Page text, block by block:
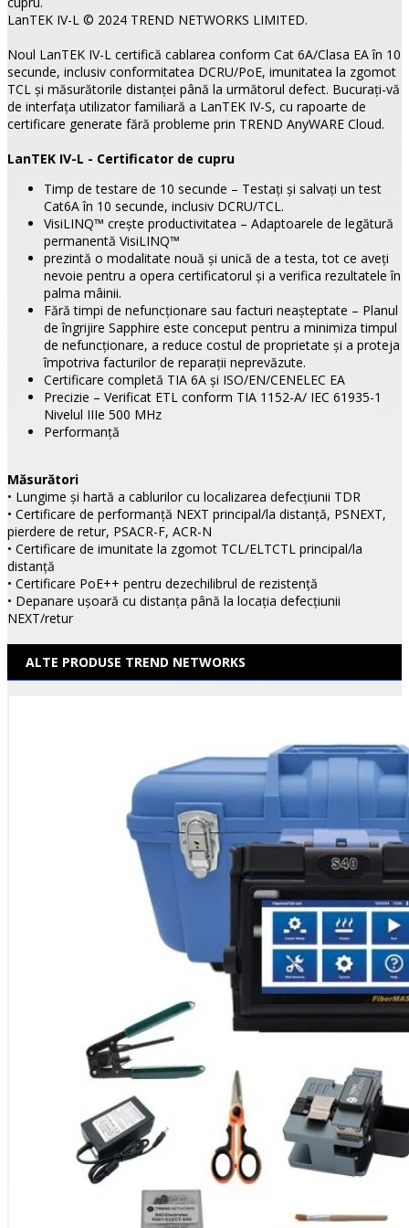
LanTEK IV-L © 2024 TREND NETWORKS LIMITED.
Noul LanTEK IV-L certifică cablarea conform Cat 6A/Clasa EA în 10
secunde, inclusiv conformitatea DCRU/PoE, imunitatea la zgomot
TCL și măsurătorile distanței până la următorul defect. Bucurați-vă
de interfața utilizator familiară a LanTEK IV-S, cu rapoarte de
certificare generate fără probleme prin TREND AnyWARE Cloud.
LanTEK IV-L - Certificator de cupru
Timp de testare de 10 secunde – Testați și salvați un test
Cat6A în 10 secunde, inclusiv DCRU/TCL.
VisiLINQ™ crește productivitatea – Adaptoarele de legătură
permanentă VisiLINQ™
prezintă o modalitate nouă și unică de a testa, tot ce aveți
nevoie pentru a opera certificatorul și a verifica rezultatele în
palma mâinii.
Fără timpi de nefuncționare sau facturi neașteptate – Planul
de îngrijire Sapphire este conceput pentru a minimiza timpul
de nefuncționare, a reduce costul de proprietate și a proteja
împotriva facturilor de reparații neprevăzute.
Certificare completă TIA 6A și ISO/EN/CENELEC EA
Precizie – Verificat ETL conform TIA 1152-A/ IEC 61935-1
Nivelul IIIe 500 MHz
Performanță
Măsurători
• Lungime și hartă a cablurilor cu localizarea defecțiunii TDR
• Certificare de performanță NEXT principal/la distanță, PSNEXT,
pierdere de retur, PSACR-F, ACR-N
• Certificare de imunitate la zgomot TCL/ELTCTL principal/la
distanță
• Certificare PoE++ pentru dezechilibrul de rezistență
• Depanare ușoară cu distanța până la locația defecțiunii
NEXT/retur
ALTE PRODUSE TREND NETWORKS